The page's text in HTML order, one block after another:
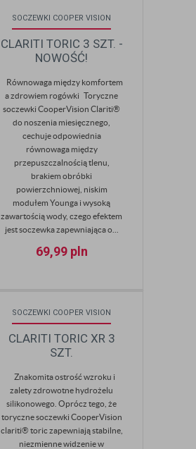
SOCZEWKI COOPER VISION
CLARITI TORIC 3 SZT. -
NOWOŚĆ!
Równowaga między komfortem
a zdrowiem rogówki Toryczne
soczewki CooperVision Clariti®
do noszenia miesięcznego,
cechuje odpowiednia
równowaga między
przepuszczalnością tlenu,
brakiem obróbki
powierzchniowej, niskim
modułem Younga i wysoką
zawartością wody, czego efektem
jest soczewka zapewniająca o...
69,99 pln
SOCZEWKI COOPER VISION
CLARITI TORIC XR 3
SZT.
Znakomita ostrość wzroku i
zalety zdrowotne hydrożelu
silikonowego. Oprócz tego, że
toryczne soczewki CooperVision
clariti® toric zapewniają stabilne,
niezmienne widzenie w